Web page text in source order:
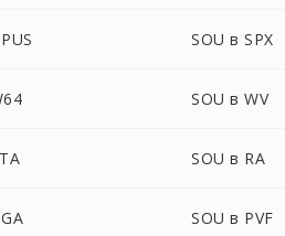
SOU в SPX
SOU в WV
SOU в RA
SOU в PVF